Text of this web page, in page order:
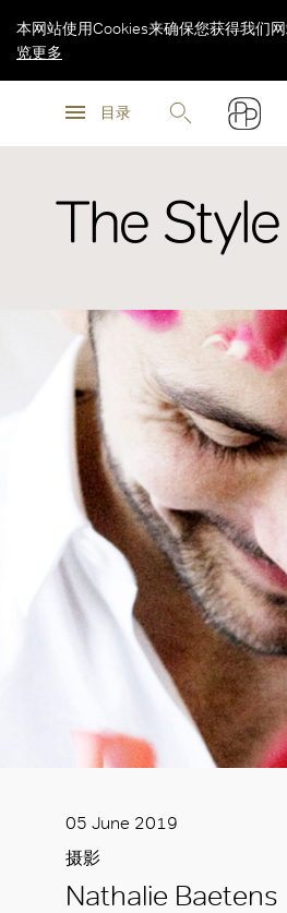
目录
本网站使用Cookies来确保您获得我们网
览更多
The
05 June 2019
摄影
Nathalie Baetens